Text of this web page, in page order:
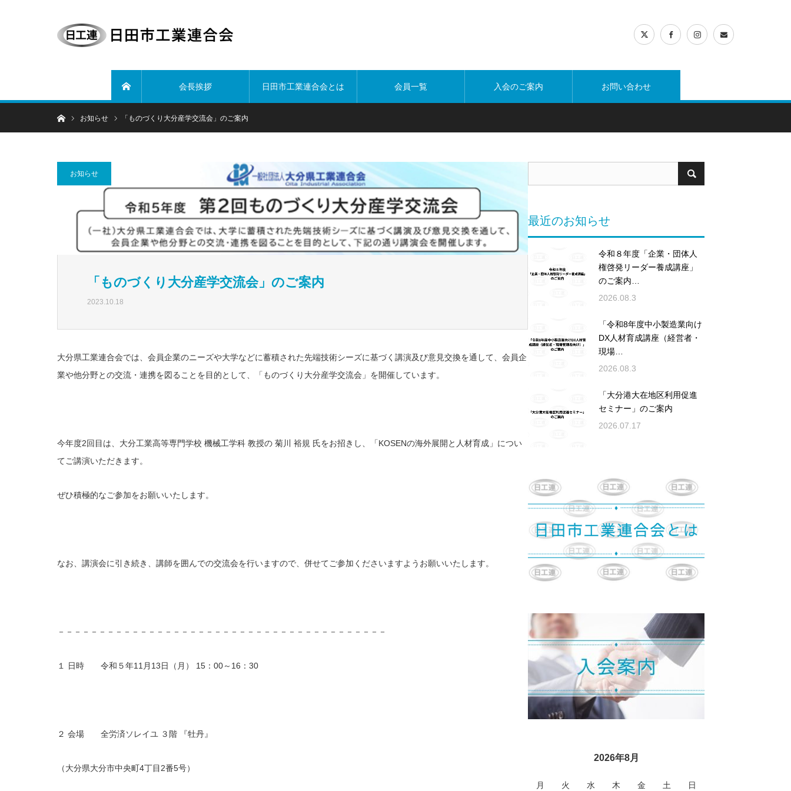
会長挨拶 日田市工業連合会とは 会員一覧 入会のご案内 お問い合わせ
ホームお知らせ 「ものづくり大分産学交流会」のご案内
お知らせ
「ものづくり大分産学交流会」のご案内
2023.10.18
大分県工業連合会では、会員企業のニーズや大学などに蓄積された先端技術シーズに基づく講演及び意見交換を通して、会員企
業や他分野との交流・連携を図ることを目的として、「ものづくり大分産学交流会」を開催しています。
今年度2回目は、大分工業高等専門学校 機械工学科 教授の 菊川 裕規 氏をお招きし、「KOSENの海外展開と人材育成」につい
てご講演いただきます。
ぜひ積極的なご参加をお願いいたします。
なお、講演会に引き続き、講師を囲んでの交流会を行いますので、併せてご参加くださいますようお願いいたします。
－－－－－－－－－－－－－－－－－－－－－－－－－－－－－－－－－－－－－－－－
１ 日時 令和５年11月13日（月） 15：00～16：30
２ 会場 全労済ソレイユ ３階 『牡丹』
（大分県大分市中央町4丁目2番5号）
最近のお知らせ
令和８年度「企業・団体人
権啓発リーダー養成講座」
のご案内…
2026.08.3
「令和8年度中小製造業向け
DX人材育成講座（経営者・
現場…
2026.08.3
「大分港大在地区利用促進
セミナー」のご案内
2026.07.17
2026年8月
月 火 水 木 金 土 日